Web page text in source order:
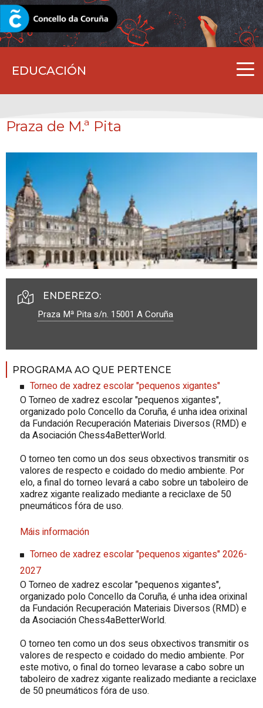
EDUCACIÓN
CORUNA.GAL
Praza de M.ª Pita
ENDEREZO:
Praza Mª Pita s/n. 15001 A Coruña
PROGRAMA AO QUE PERTENCE
Torneo de xadrez escolar "pequenos xigantes"
O Torneo de xadrez escolar "pequenos xigantes",
organizado polo Concello da Coruña, é unha idea orixinal
da Fundación Recuperación Materiais Diversos (RMD) e
da Asociación Chess4aBetterWorld.
O torneo ten como un dos seus obxectivos transmitir os
valores de respecto e coidado do medio ambiente. Por
elo, a final do torneo levará a cabo sobre un taboleiro de
xadrez xigante realizado mediante a reciclaxe de 50
pneumáticos fóra de uso.
Máis información
Torneo de xadrez escolar "pequenos xigantes" 2026-
2027
O Torneo de xadrez escolar "pequenos xigantes",
organizado polo Concello da Coruña, é unha idea orixinal
da Fundación Recuperación Materiais Diversos (RMD) e
da Asociación Chess4aBetterWorld.
O torneo ten como un dos seus obxectivos transmitir os
valores de respecto e coidado do medio ambiente. Por
este motivo, o final do torneo levarase a cabo sobre un
taboleiro de xadrez xigante realizado mediante a reciclaxe
de 50 pneumáticos fóra de uso.